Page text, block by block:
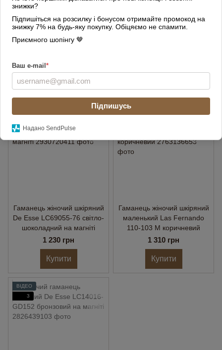
знижки?
Підпишіться на розсилку і бонусом отримайте промокод на
знижку 7% на будь-яку покупку. Обіцяємо не спамити.
Приємного шопінгу 🤎
Ваш e-mail *
Підпишусь
Надано SendPulse
Гаманець жіночий шкіряний
De Eesse LC 14621-GD49
2 240 грн
Купити
Жіночий шкіряний гаманець
Гаманець жіночий шкіряний
De Esse LC69055-76 світло-
шоколадний на магніті
1 230 грн
Купити
Гаманець жіночий шкіряний
маленький Las Fernando
110-103 M коричневий
1 310 грн
Купити
ВІДЕО
3